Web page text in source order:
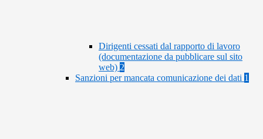
Dirigenti cessati dal rapporto di lavoro
(documentazione da pubblicare sul sito
web) 2
Sanzioni per mancata comunicazione dei dati 1